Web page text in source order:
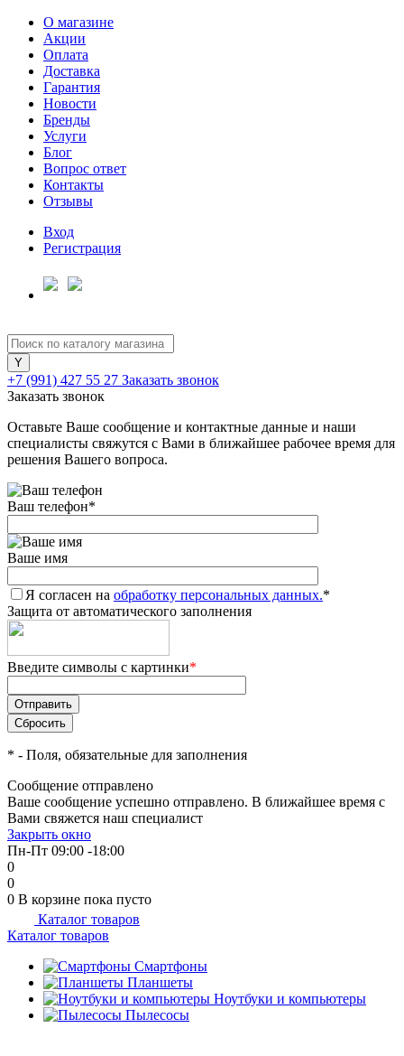
О магазине
Акции
Оплата
Доставка
Гарантия
Новости
Бренды
Услуги
Блог
Вопрос ответ
Контакты
Отзывы
Вход
Регистрация
+7 (991) 427 55 27 Заказать звонок
Заказать звонок
Оставьте Ваше сообщение и контактные данные и наши
специалисты свяжутся с Вами в ближайшее рабочее время для
решения Вашего вопроса.
Ваш телефон*
Ваше имя
Я согласен на обработку персональных данных.*
Защита от автоматического заполнения
Введите символы с картинки*
* - Поля, обязательные для заполнения
Сообщение отправлено
Ваше сообщение успешно отправлено. В ближайшее время с
Вами свяжется наш специалист
Закрыть окно
Пн-Пт 09:00 -18:00
0
0
0 В корзине пока пусто
Каталог товаров
Каталог товаров
Смартфоны
Планшеты
Ноутбуки и компьютеры
Пылесосы
Для клиентов всех банков
Разбейте
оплатуна части
без переплат
График платежей
Сегодня
25%
Добавляйте товары
в корзину
Оплачивайте сегодня только
25% картой любого банка
Получайте товар
выбранный способом
Оставшиеся75% будут
списыватьсяс вашей карты
по
Подробнее
об оплате Плайтом
недели
plait.ru